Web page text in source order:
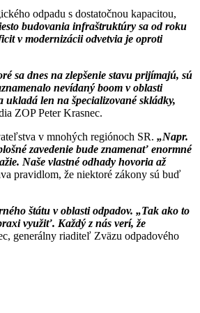
odpadu s dostatočnou kapacitou,
budovania infraštruktúry sa od roku
v modernizácii odvetvia je oproti
sa dnes na zlepšenie stavu prijímajú, sú
nevídaný boom v oblasti
ukladá len na špecializované skládky,
ZOP Peter Krasnec.
v mnohých regiónoch SR. „Napr.
zavedenie bude znamenať enormné
Naše vlastné odhady hovoria až
pravidlom, že niektoré zákony sú buď
štátu v oblasti odpadov. „Tak ako to
využiť. Každý z nás verí, že
generálny riaditeľ Zväzu odpadového